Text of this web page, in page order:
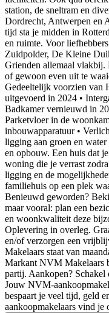
station, de sneltram en
Dordrecht, Antwerpen en
tijd sta je midden in
en ruimte. Voor
Zuidpolder, De Kleine
Grienden allemaal vlakbij.
of gewoon even uit te
Gedeeltelijk voorzien van
uitgevoerd in 2024 •
Badkamer vernieuwd in
Parketvloer in de
inbouwapparatuur •
ligging aan groen en
en opbouw. Een huis dat
woning die je verrast
ligging en de
familiehuis op een plek
Benieuwd geworden?
maar vooral: plan een
en woonkwaliteit deze
Oplevering in overleg.
en/of verzorgen een
Makelaars staat van
Markant NVM Makelaars
partij. Aankopen?
Jouw NVM-
bespaart je veel tijd, geld
aankoopmakelaars vind je